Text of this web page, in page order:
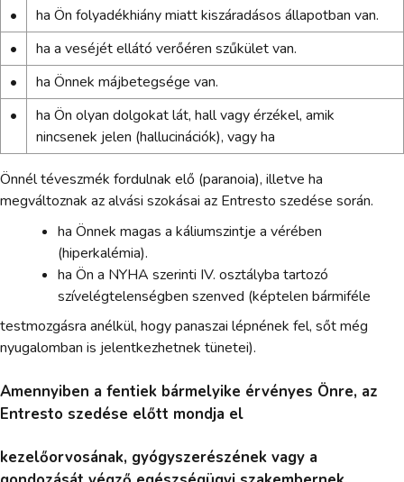
•
ha Ön folyadékhiány miatt kiszáradásos állapotban van.
•
ha a veséjét ellátó verőéren szűkület van.
•
ha Önnek májbetegsége van.
•
ha Ön olyan dolgokat lát, hall vagy érzékel, amik
nincsenek jelen (hallucinációk), vagy ha
Önnél téveszmék fordulnak elő (paranoia), illetve ha
megváltoznak az alvási szokásai az Entresto szedése során.
ha Önnek magas a káliumszintje a vérében
(hiperkalémia).
ha Ön a NYHA szerinti IV. osztályba tartozó
szívelégtelenségben szenved (képtelen bármiféle
testmozgásra anélkül, hogy panaszai lépnének fel, sőt még
nyugalomban is jelentkezhetnek tünetei).
Amennyiben a fentiek bármelyike érvényes Önre, az
Entresto szedése előtt mondja el
kezelőorvosának, gyógyszerészének vagy a